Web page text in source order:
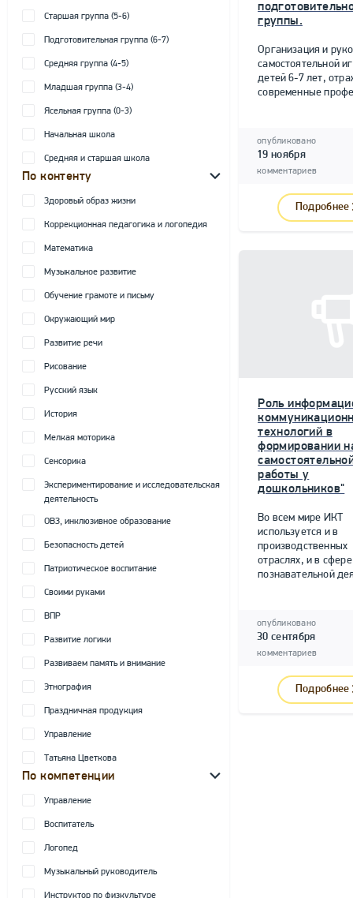
Старшая группа (5-6)
Подготовительная группа (6-7)
Средняя группа (4-5)
Младшая группа (3-4)
Ясельная группа (0-3)
Начальная школа
Средняя и старшая школа
По контенту
Здоровый образ жизни
Коррекционная педагогика и логопедия
Математика
Музыкальное развитие
Обучение грамоте и письму
Окружающий мир
Развитие речи
Рисование
Русский язык
История
Мелкая моторика
Сенсорика
Экспериментирование и исследовательская
деятельность
ОВЗ, инклюзивное образование
Безопасность детей
Патриотическое воспитание
Своими руками
ВПР
Развитие логики
Развиваем память и внимание
Этнография
Праздничная продукция
Управление
Татьяна Цветкова
По компетенции
Управление
Воспитатель
Логопед
Музыкальный руководитель
Инструктор по физкультуре
группы.
Организация и
самостоятельной
детей 6-7 лет,
современные
опубликовано
19 ноября
комментариев
Подробнее
Роль
технологий в
формировании
работы у
дошкольников"
Во всем мире ИКТ
используется и в
производственных
отраслях, и в сфере
познавательной
опубликовано
30 сентября
комментариев
Подробнее